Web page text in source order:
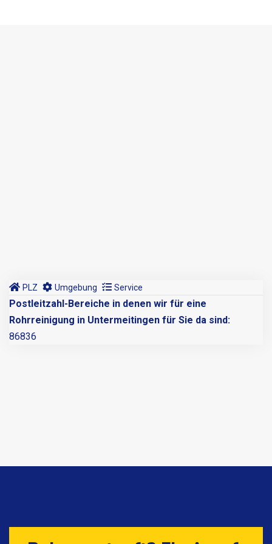
PLZ Umgebung Service
Postleitzahl-Bereiche in denen wir für eine
Rohrreinigung in Untermeitingen für Sie da sind:
86836